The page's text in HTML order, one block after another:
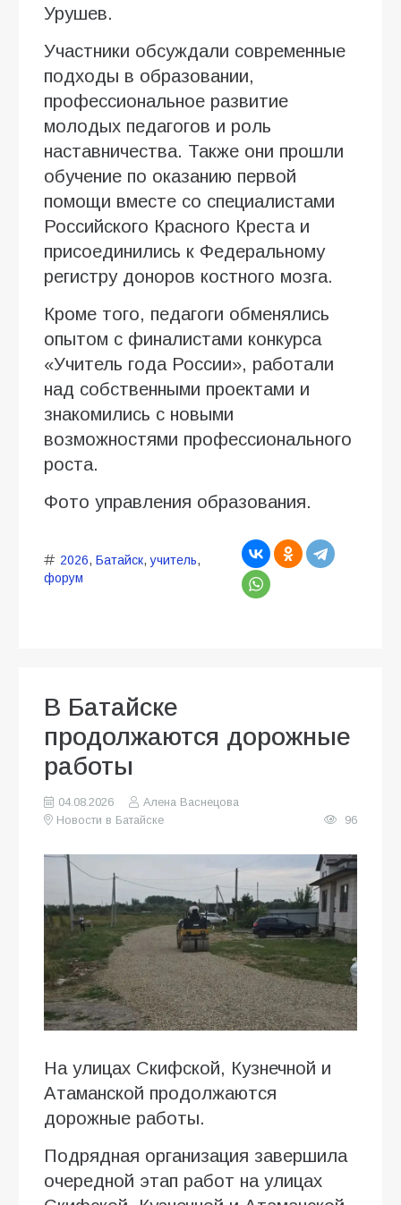
Урушев.
Участники обсуждали современные
подходы в образовании,
профессиональное развитие
молодых педагогов и роль
наставничества. Также они прошли
обучение по оказанию первой
помощи вместе со специалистами
Российского Красного Креста и
присоединились к Федеральному
регистру доноров костного мозга.
Кроме того, педагоги обменялись
опытом с финалистами конкурса
«Учитель года России», работали
над собственными проектами и
знакомились с новыми
возможностями профессионального
роста.
Фото управления образования.
2026, Батайск,учитель,
форум
В Батайске
продолжаются дорожные
работы
04.08.2026
Алена Васнецова
Новости в Батайске
96
На улицах Скифской, Кузнечной и
Атаманской продолжаются
дорожные работы.
Подрядная организация завершила
очередной этап работ на улицах